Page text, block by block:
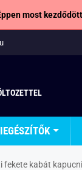
most
fekete kabát